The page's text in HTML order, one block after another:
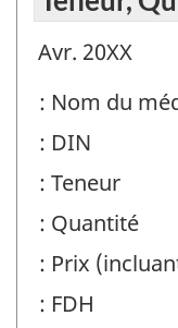
Avr. 20XX
: Nom du
: DIN
: Teneur
: Quantité
: Prix
: FDH